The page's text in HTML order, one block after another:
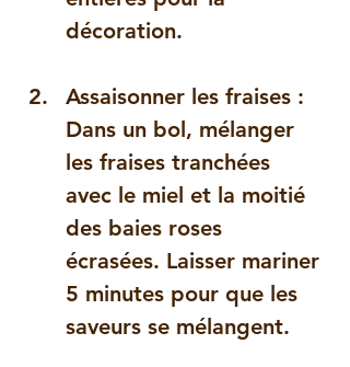
décoration.
Assaisonner les fraises :
Dans un bol, mélanger
les fraises tranchées
avec le miel et la moitié
des baies roses
écrasées. Laisser mariner
5 minutes pour que les
saveurs se mélangent.